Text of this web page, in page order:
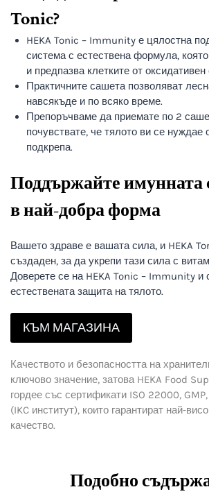
Tonic?
HEKA Tonic – Immunity е цялостна
система с естествена формула,
и предпазва клетките от оксидативен
Практичните сашета позволяват
навсякъде и по всяко време.
Препоръчваме да приемате по 2
почувствате, че тялото ви се нуждае
подкрепа.
Поддържайте имунната
в най-добра форма
Вашето здраве е вашата сила, и HEKA
създаден, за да укрепи тази сила с
Доверете се на HEKA Tonic – Immunity и
естествената защита на тялото.
КЪМ МАГАЗИНА
Качеството и безопасността на
ключово значение, затова HEKA Food
гордее със сертификати ISO 22000,
(IKC институт), които гарантират най-
качество.
Подобно